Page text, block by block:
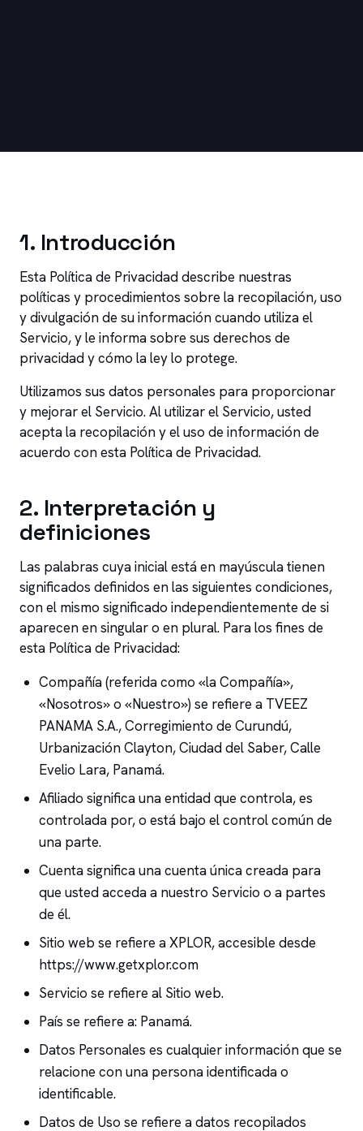
1. Introducción
Esta Política de Privacidad describe nuestras
políticas y procedimientos sobre la recopilación, uso
y divulgación de su información cuando utiliza el
Servicio, y le informa sobre sus derechos de
privacidad y cómo la ley lo protege.
Utilizamos sus datos personales para proporcionar
y mejorar el Servicio. Al utilizar el Servicio, usted
acepta la recopilación y el uso de información de
acuerdo con esta Política de Privacidad.
2. Interpretación y
definiciones
Las palabras cuya inicial está en mayúscula tienen
significados definidos en las siguientes condiciones,
con el mismo significado independientemente de si
aparecen en singular o en plural. Para los fines de
esta Política de Privacidad:
Compañía (referida como «la Compañía»,
«Nosotros» o «Nuestro») se refiere a TVEEZ
PANAMA S.A., Corregimiento de Curundú,
Urbanización Clayton, Ciudad del Saber, Calle
Evelio Lara, Panamá.
Afiliado significa una entidad que controla, es
controlada por, o está bajo el control común de
una parte.
Cuenta significa una cuenta única creada para
que usted acceda a nuestro Servicio o a partes
de él.
Sitio web se refiere a XPLOR, accesible desde
https://www.getxplor.com
Servicio se refiere al Sitio web.
País se refiere a: Panamá.
Datos Personales es cualquier información que se
relacione con una persona identificada o
identificable.
Datos de Uso se refiere a datos recopilados